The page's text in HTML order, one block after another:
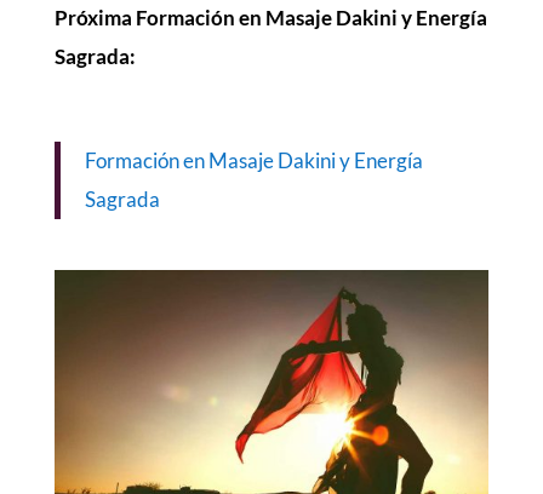
Próxima Formación en Masaje Dakini y Energía
Sagrada:
Formación en Masaje Dakini y Energía
Sagrada